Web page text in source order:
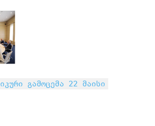
გამოცემა 22 მაისი